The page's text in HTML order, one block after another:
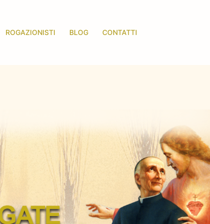
ROGAZIONISTI BLOG CONTATTI